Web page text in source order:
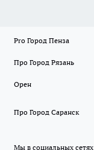
Pro Город Пенза
Про Город Рязань
Орен
Про Город Саранск
Мы в социальных сетях